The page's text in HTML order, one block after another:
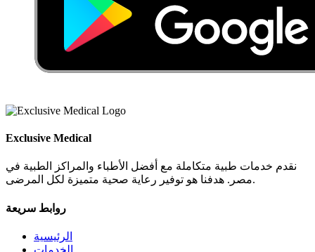
Exclusive Medical
نقدم خدمات طبية متكاملة مع أفضل الأطباء والمراكز الطبية في
مصر. هدفنا هو توفير رعاية صحية متميزة لكل المرضى.
روابط سريعة
الرئيسية
الخدمات